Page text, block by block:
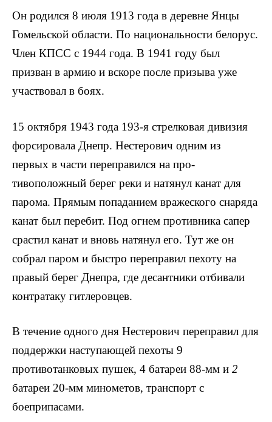
Он родился 8 июля 1913 года в деревне Янцы
Гомельской области. По национальности белорус.
Член КПСС с 1944 года. В 1941 году был
призван в армию и вскоре после призыва уже
участвовал в боях.
15 октября 1943 года 193-я стрелковая дивизия
форсировала Днепр. Нестерович одним из
первых в части переправился на про­
тивоположный берег реки и натянул канат для
парома. Прямым попаданием вражеского снаряда
канат был перебит. Под огнем противника сапер
срастил канат и вновь натянул его. Тут же он
собрал паром и быстро переправил пехоту на
правый берег Днепpa, где десантники отбивали
контратаку гитлеровцев.
В течение одного дня Нестерович переправил для
поддержки наступающей пехоты 9
противотанковых пушек, 4 батареи 88-мм и 2
батареи 20-мм минометов, транспорт с
боеприпасами.